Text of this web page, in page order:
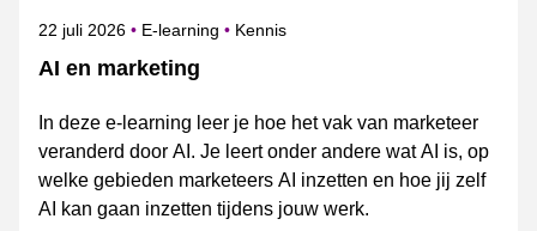
AI en marketing
Gepubliceerd op
22 juli 2026 E-learning Onderwerpen
Kennis
In deze e-learning leer je hoe het vak van marketeer
veranderd door AI. Je leert onder andere wat AI is, op
welke gebieden marketeers AI inzetten en hoe jij zelf
AI kan gaan inzetten tijdens jouw werk.